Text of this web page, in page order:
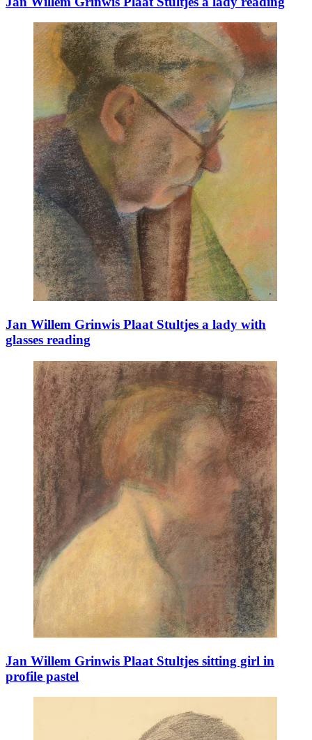
Jan Willem Grinwis Plaat Stultjes a lady with
glasses reading
Jan Willem Grinwis Plaat Stultjes sitting girl in
profile pastel